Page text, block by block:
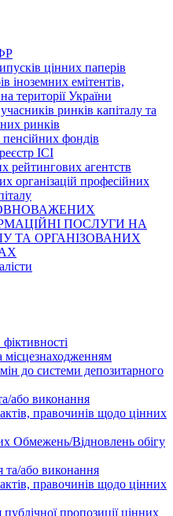
цінних паперів
іноземних емітентів,
території України
ринків капіталу та
ринків
фондів
ІСІ
рейтингових агентств
організацій професійних
ПОСЛУГИ НА
ТА ОРГАНІЗОВАНИХ
місцезнаходженням
до системи депозитарного
або виконання
правочинів щодо цінних
Обмежень/Відновлень обігу
або виконання
правочинів щодо цінних
пропозиції цінних